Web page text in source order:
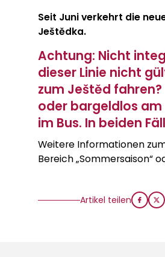
Seit Juni verkehrt die
Ještědka.
Achtung: Nicht
dieser Linie nicht
zum Ještěd
oder bargeldlos
im Bus. In beiden
Weitere Informationen
Bereich „Sommersaison“
Artikel teilen